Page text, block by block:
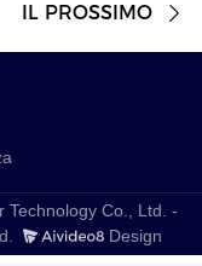
IL PROSSIMO
Technology Co., Ltd. -
Design